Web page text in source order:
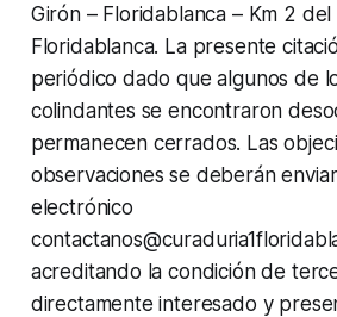
Girón – Floridablanca – Km 2
Floridablanca. La presente
periódico dado que algunos de
colindantes se encontraron
permanecen cerrados. Las
observaciones se deberán
electrónico
acreditando la condición de
directamente interesado y